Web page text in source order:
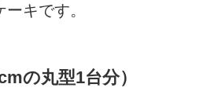
キです。
の丸型1台分）